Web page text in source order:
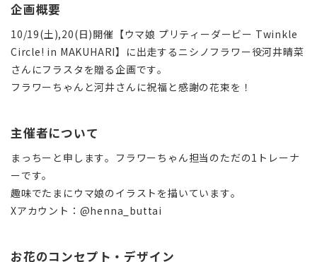
企画概要
10/19(土),20(日)開催【ウマ娘 プリティーダービー Twinkle
Circle! in MAKUHARI】に出走するニシノフラワー役河井晴菜
さんにフラスタを贈る企画です。
フラワーちゃんと河井さんに祝福と感謝の花束を！
主催者について
まっちーと申します。フラワーちゃん担当のただの1トレーナ
ーです。
趣味でたまにウマ娘のイラストを描いています。
Xアカウント：@henna_buttai
お花のコンセプト・デザイン